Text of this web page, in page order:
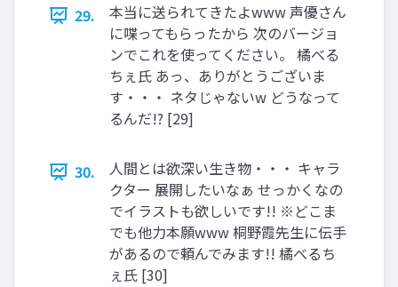
29.
本当に送られてきたよwww 声優さん
に喋ってもらったから 次のバージョ
ンでこれを使ってください。 橘べる
ちぇ氏 あっ、ありがとうございま
す・・・ ネタじゃないw どうなって
るんだ!? [29]
30.
人間とは欲深い生き物・・・ キャラ
クター 展開したいなぁ せっかくなの
でイラストも欲しいです!! ※どこま
でも他力本願www 桐野霞先生に伝手
があるので頼んでみます!! 橘べるち
ぇ氏 [30]